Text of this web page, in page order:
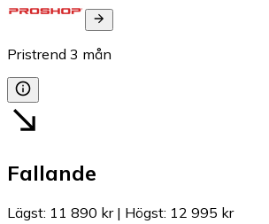
Pristrend 3 mån
Fallande
Lägst: 11 890 kr| Högst: 12 995 kr